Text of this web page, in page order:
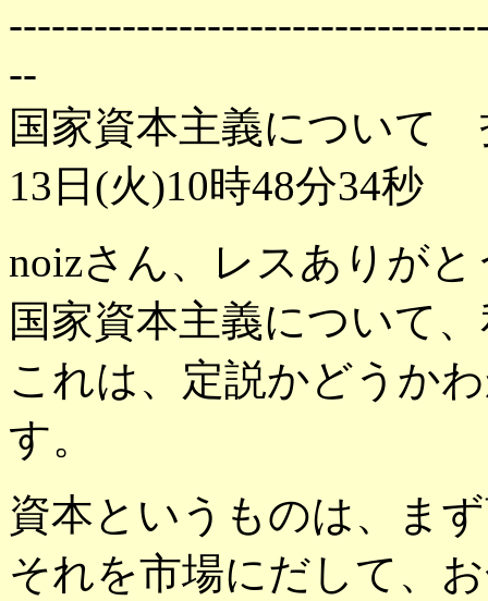
--
国家資本主義につい
13日(火)10時48分34秒
noizさん、レスありが
国家資本主義について
これは、定説かどうか
す。
資本というものは、ま
それを市場にだして、